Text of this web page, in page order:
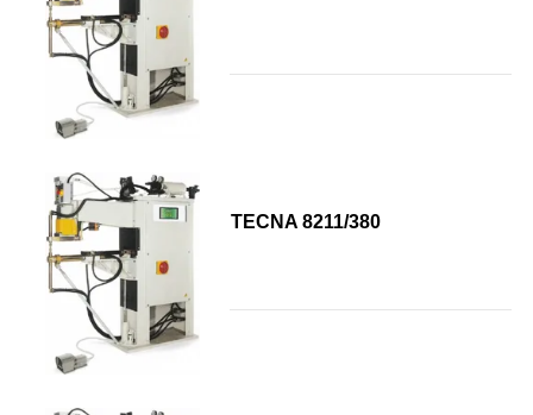
TECNA 8211/380